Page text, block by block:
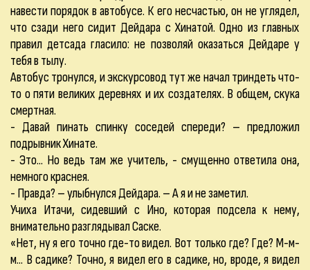
навести порядок в автобусе. К его несчастью, он не углядел,
что сзади него сидит Дейдара с Хинатой. Одно из главных
правил детсада гласило: не позволяй оказаться Дейдаре у
тебя в тылу.
Автобус тронулся, и экскурсовод тут же начал триндеть что-
то о пяти великих деревнях и их создателях. В общем, скука
смертная.
- Давай пинать спинку соседей спереди? – предложил
подрывник Хинате.
- Это... Но ведь там же учитель, - смущенно ответила она,
немного краснея.
- Правда? – улыбнулся Дейдара. – А я и не заметил.
Учиха Итачи, сидевший с Ино, которая подсела к нему,
внимательно разглядывал Саске.
«Нет, ну я его точно где-то видел. Вот только где? Где? М-м-
м... В садике? Точно, я видел его в садике, но, вроде, я видел